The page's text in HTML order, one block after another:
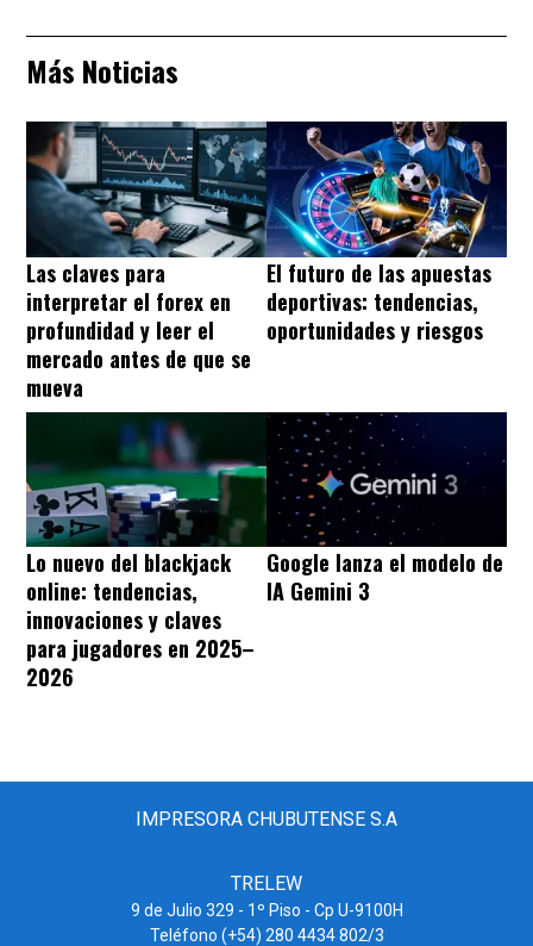
Más Noticias
Las claves para
interpretar el forex en
profundidad y leer el
mercado antes de que se
mueva
El futuro de las apuestas
deportivas: tendencias,
oportunidades y riesgos
Lo nuevo del blackjack
online: tendencias,
innovaciones y claves
para jugadores en 2025–
2026
Google lanza el modelo de
IA Gemini 3
IMPRESORA CHUBUTENSE S.A
TRELEW
9 de Julio 329 - 1º Piso - Cp U-9100H
Teléfono (+54) 280 4434 802/3